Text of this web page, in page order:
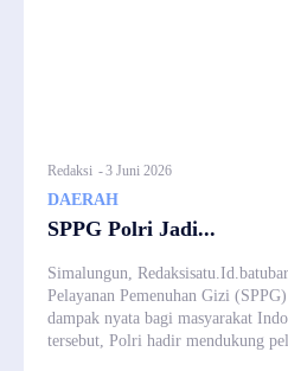
Redaksi -3 Juni 2026
DAERAH
SPPG Polri Jadi...
Simalungun,
Pelayanan Pemenuhan Gizi
dampak nyata bagi masyarakat
tersebut, Polri hadir mendukung